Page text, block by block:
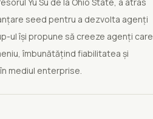
seed pentru a dezvolta agenți
ul își propune să creeze agenți care
îmbunătățind fiabilitatea și
mediul enterprise.